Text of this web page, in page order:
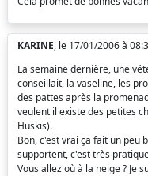
KARINE, le 17/01/2006 à
La semaine dernière, une
conseillait, la vaseline, les
des pattes après la
veulent il existe des petites
Huskis).
Bon, c'est vrai ça fait un peu
supportent, c'est très
Vous allez où à la neige ? Je